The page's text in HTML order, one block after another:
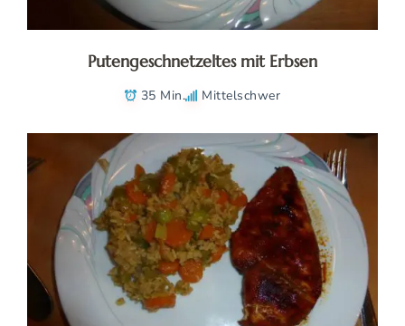
Putengeschnetzeltes mit Erbsen
35 Min. Mittelschwer